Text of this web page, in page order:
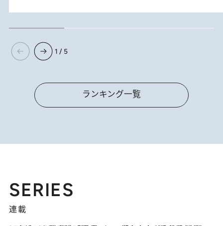
1 / 5
ランキング一覧
SERIES
連載